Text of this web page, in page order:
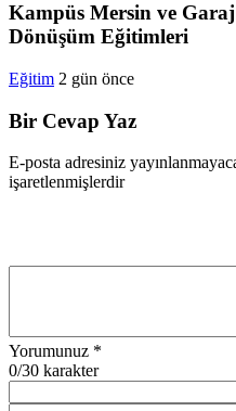
Kampüs Mersin ve
Dönüşüm Eğitimleri
Eğitim 2 gün önce
Bir Cevap Yaz
E-posta adresiniz
işaretlenmişlerdir
Yorumunuz *
0/30 karakter